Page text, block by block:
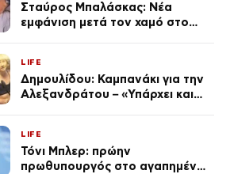
Σταύρος Μπαλάσκας: Νέα
εμφάνιση μετά τον χαμό στο
LIFE
Δημουλίδου: Καμπανάκι για την
Αλεξανδράτου – «Υπάρχει και
LIFE
Τόνι Μπλερ: πρώην
πρωθυπουργός στο αγαπημένο